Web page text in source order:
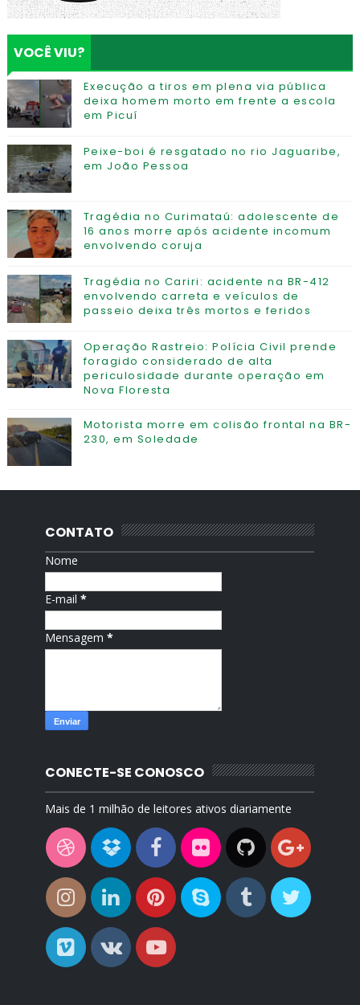
VOCÊ VIU?
Execução a tiros em plena via pública
deixa homem morto em frente a escola
em Picuí
Peixe-boi é resgatado no rio Jaguaribe,
em João Pessoa
Tragédia no Curimataú: adolescente de
16 anos morre após acidente incomum
envolvendo coruja
Tragédia no Cariri: acidente na BR-412
envolvendo carreta e veículos de
passeio deixa três mortos e feridos
Operação Rastreio: Polícia Civil prende
foragido considerado de alta
periculosidade durante operação em
Nova Floresta
Motorista morre em colisão frontal na BR-
230, em Soledade
CONTATO
Nome
E-mail*
Mensagem*
CONECTE-SE CONOSCO
Mais de 1 milhão de leitores ativos diariamente